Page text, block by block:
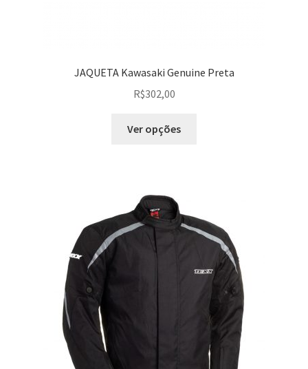
JAQUETA Kawasaki Genuine Preta
R$302,00
Ver opções